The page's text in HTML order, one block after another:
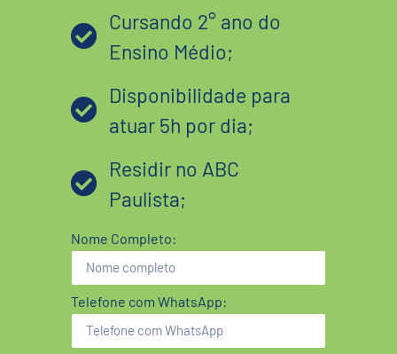
Cursando 2° ano do
Ensino Médio;
Disponibilidade para
atuar 5h por dia;
Residir no ABC
Paulista;
Nome Completo:
Telefone com WhatsApp: